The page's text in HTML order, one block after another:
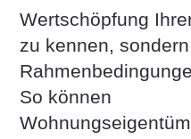
Wertschöpfung
zu kennen,
So können